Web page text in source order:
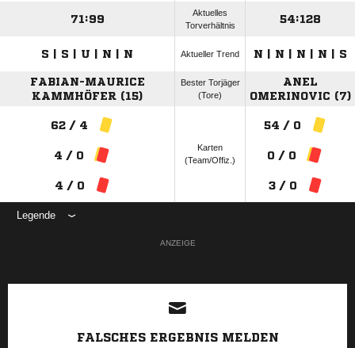
71:99
Aktuelles
Torverhältnis
54:128
S | S | U | N | N Aktueller Trend N | N | N | N | S
FABIAN-MAURICE
KAMMHÖFER (15)
Bester Torjäger
(Tore)
ANEL
OMERINOVIC (7)
62 / 4
4 / 0
4 / 0
Karten
(Team/Offiz.)
54 / 0
0 / 0
3 / 0
Legende
ANZEIGE
FALSCHES ERGEBNIS MELDEN